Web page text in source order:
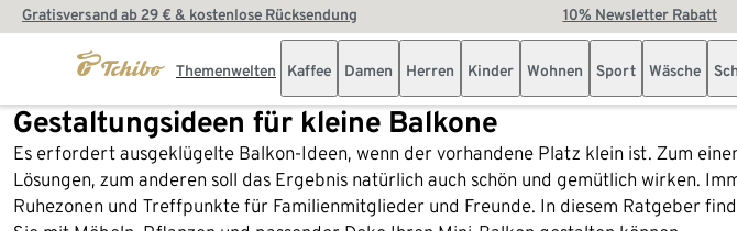
Gratisversand ab 29 € & kostenlose Rücksendung 10% Newsletter Rabatt
Themenwelten Kaffee Damen Herren Kinder Wohnen Sport Wäsche
Gestaltungsideen für kleine Balkone
Es erfordert ausgeklügelte Balkon-Ideen, wenn der vorhandene Platz klein ist. Zum
Lösungen, zum anderen soll das Ergebnis natürlich auch schön und gemütlich wirken.
Ruhezonen und Treffpunkte für Familienmitglieder und Freunde. In diesem Ratgeber